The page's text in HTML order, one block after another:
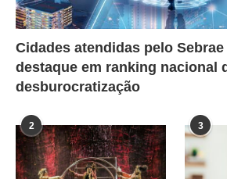
Cidades atendidas pelo Sebrae
destaque em ranking nacional
desburocratização
2 3